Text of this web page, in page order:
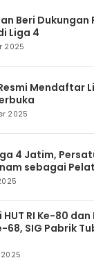
Beri Dukungan
Liga 4
2025
Mendaftar
2025
4 Jatim,
sebagai
RI Ke-80
68, SIG Pabrik